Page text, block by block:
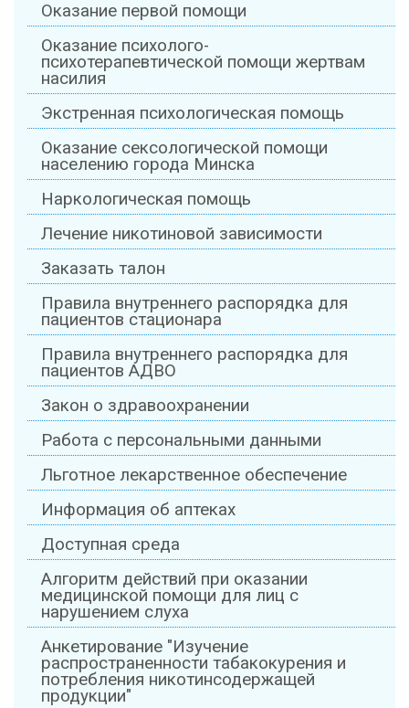
Оказание первой помощи
Оказание психолого-
психотерапевтической помощи жертвам
насилия
Экстренная психологическая помощь
Оказание сексологической помощи
населению города Минска
Наркологическая помощь
Лечение никотиновой зависимости
Заказать талон
Правила внутреннего распорядка для
пациентов стационара
Правила внутреннего распорядка для
пациентов АДВО
Закон о здравоохранении
Работа с персональными данными
Льготное лекарственное обеспечение
Информация об аптеках
Доступная среда
Алгоритм действий при оказании
медицинской помощи для лиц с
нарушением слуха
Анкетирование "Изучение
распространенности табакокурения и
потребления никотинсодержащей
продукции"